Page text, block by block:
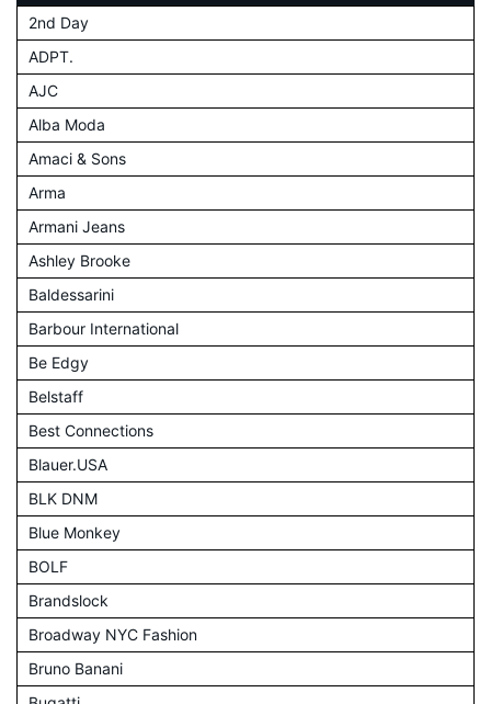
2nd Day
ADPT.
AJC
Alba Moda
Amaci & Sons
Arma
Armani Jeans
Ashley Brooke
Baldessarini
Barbour International
Be Edgy
Belstaff
Best Connections
Blauer.USA
BLK DNM
Blue Monkey
BOLF
Brandslock
Broadway NYC Fashion
Bruno Banani